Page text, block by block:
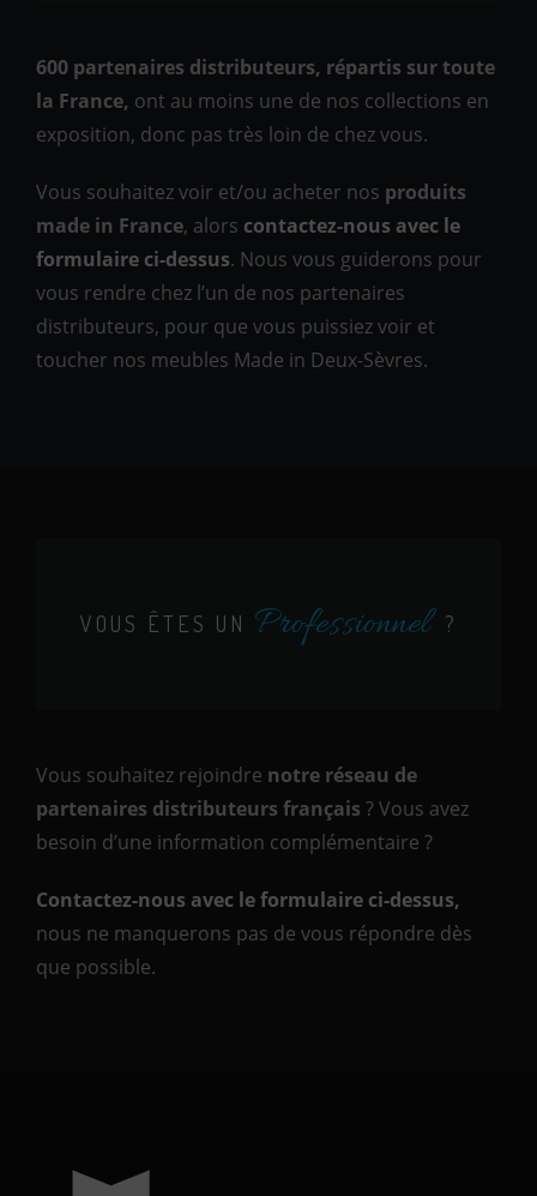
600 partenaires distributeurs, répartis sur toute
la France, ont au moins une de nos collections en
exposition, donc pas très loin de chez vous.
Vous souhaitez voir et/ou acheter nos produits
made in France, alors contactez-nous avec le
formulaire ci-dessus. Nous vous guiderons pour
vous rendre chez l’un de nos partenaires
distributeurs, pour que vous puissiez voir et
toucher nos meubles Made in Deux-Sèvres.
VOUS ÊTES UN Professionnel ?
Vous souhaitez rejoindre notre réseau de
partenaires distributeurs français ? Vous avez
besoin d’une information complémentaire ?
Contactez-nous avec le formulaire ci-dessus,
nous ne manquerons pas de vous répondre dès
que possible.